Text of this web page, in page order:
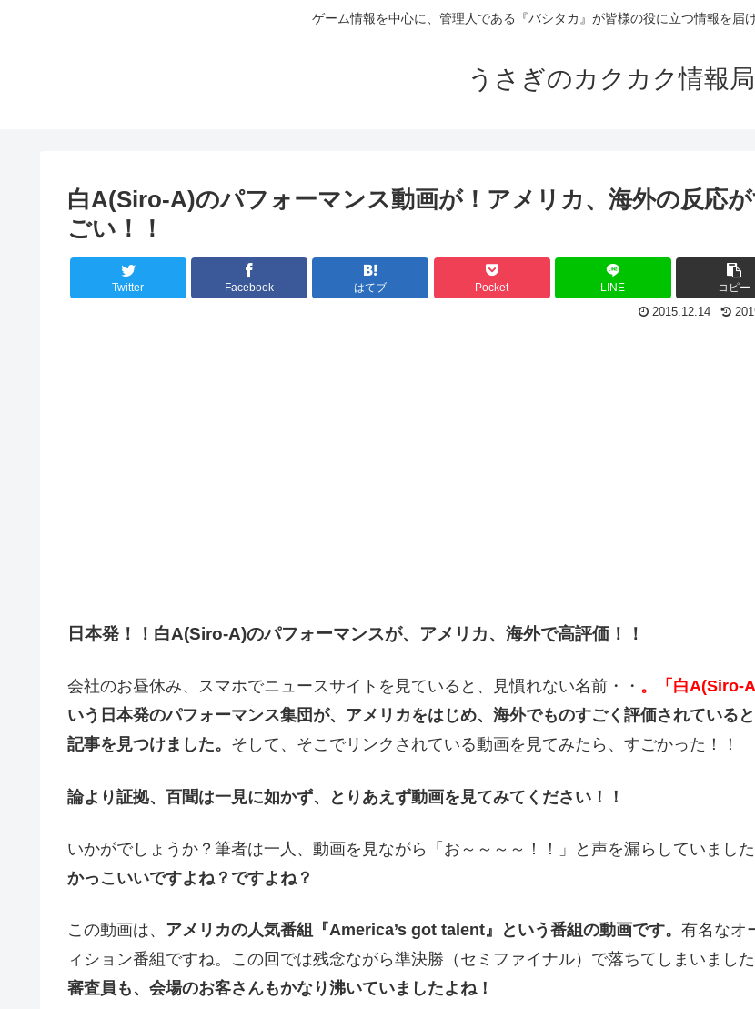
ゲーム情報を中心に、管理人である『バシタカ』が皆様の役に立つ情報を届
うさぎのカクカク情報局
白A(Siro-A)のパフォーマンス動画が！アメリカ、海外の反応
ごい！！
Twitter Facebook はてブ Pocket LINE
コピー
2015.12.14
日本発！！白A(Siro-A)のパフォーマンスが、アメリカ、海外で高評価！！
会社のお昼休み、スマホでニュースサイトを見ていると、見慣れない名前・・ 。「白A(Siro-
いう日本発のパフォーマンス集団が、アメリカをはじめ、海外でものすごく評価されている
記事を見つけました。 そして、そこでリンクされている動画を見てみたら、すごかった！！
論より証拠、百聞は一見に如かず、とりあえず動画を見てみてください！！
いかがでしょうか？筆者は一人、動画を見ながら「お～～～～！！」と声を漏らしていました
かっこいいですよね？ですよね？
この動画は、 アメリカの人気番組『America’s got talent』という番組の動画です。 有名なオ
ィション番組ですね。この回では残念ながら準決勝（セミファイナル）で落ちてしまいました
審査員も、会場のお客さんもかなり沸いていましたよね！